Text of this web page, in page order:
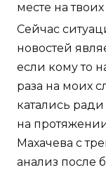
месте на
Сейчас
новостей
если кому то
раза на моих
катались
на
Махачева с
анализ после